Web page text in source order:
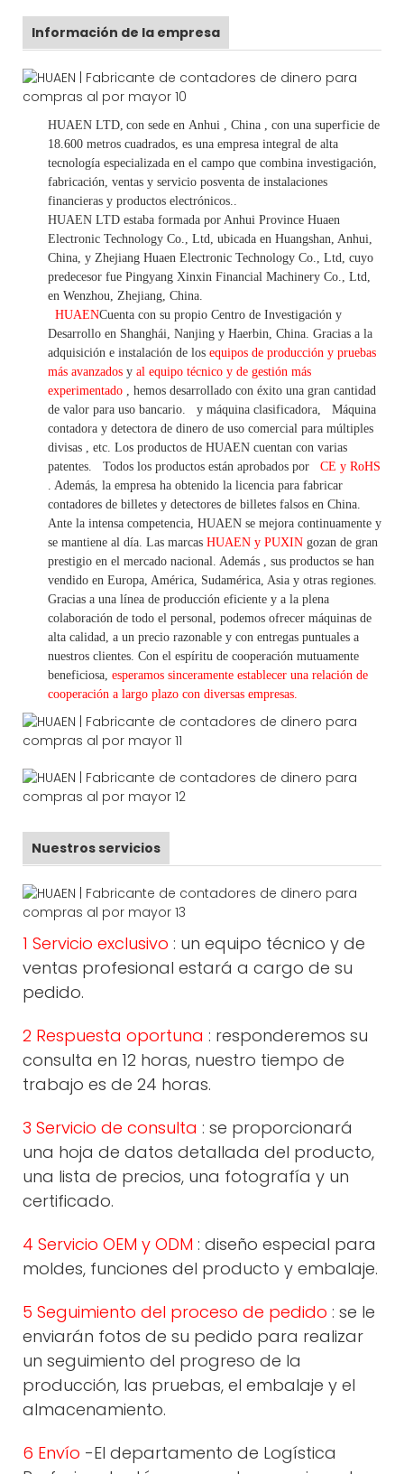
Información de la empresa
HUAEN LTD, con sede en Anhui , China
, con una superficie de
18.600 metros cuadrados, es una empresa integral de alta
tecnología especializada en el campo que combina investigación,
fabricación, ventas y servicio posventa de instalaciones
financieras y productos electrónicos.
HUAEN LTD estaba formada por Anhui Province Huaen
Electronic Technology Co., Ltd, ubicada en Huangshan, Anhui,
China, y Zhejiang Huaen Electronic Technology Co., Ltd, cuyo
predecesor fue Pingyang Xinxin Financial Machinery Co., Ltd,
en Wenzhou, Zhejiang, China.
HUAENCuenta con su propio Centro de Investigación y
Desarrollo en Shanghái, Nanjing y Haerbin, China. Gracias a la
adquisición e instalación de los equipos de producción y pruebas
más avanzados y al equipo técnico y de gestión más
experimentado
hemos desarrollado con éxito una gran cantidad
de valor para uso bancario. y máquina clasificadora,
Máquina
contadora y detectora de dinero de uso comercial para múltiples
divisas
etc. Los productos de HUAEN cuentan con varias
patentes.
Todos los productos están aprobados por
CE y RoHS
. Además, la empresa ha obtenido la licencia para fabricar
contadores de billetes y detectores de billetes falsos en China.
Ante la intensa competencia, HUAEN se mejora continuamente y
se mantiene al día. Las marcas HUAEN y PUXIN gozan de gran
prestigio en el mercado nacional. Además
sus productos se han
vendido en Europa, América, Sudamérica, Asia y otras regiones.
Gracias a una línea de producción eficiente y a la plena
colaboración de todo el personal, podemos ofrecer máquinas de
alta calidad, a un precio razonable y con entregas puntuales a
nuestros clientes. Con el espíritu de cooperación mutuamente
beneficiosa, esperamos sinceramente establecer una relación de
cooperación a largo plazo con diversas empresas.
Nuestros servicios
1 Servicio exclusivo : un equipo técnico y de
ventas profesional estará a cargo de su
pedido.
2 Respuesta oportuna : responderemos su
consulta en 12 horas, nuestro tiempo de
trabajo es de 24 horas.
3 Servicio de consulta : se proporcionará
una hoja de datos detallada del producto,
una lista de precios, una fotografía y un
certificado.
4 Servicio OEM y ODM : diseño especial para
moldes, funciones del producto y embalaje.
5 Seguimiento del proceso de pedido : se le
enviarán fotos de su pedido para realizar
un seguimiento del progreso de la
producción, las pruebas, el embalaje y el
almacenamiento.
6 Envío -El departamento de Logística